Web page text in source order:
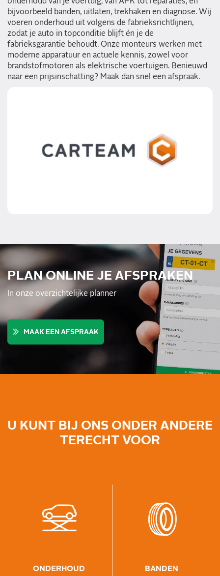
bijvoorbeeld banden, uitlaten, trekhaken en diagnose. Wij
voeren onderhoud uit volgens de fabrieksrichtlijnen,
zodat je auto in topconditie blijft én je de
fabrieksgarantie behoudt. Onze monteurs werken met
moderne apparatuur en actuele kennis, zowel voor
brandstofmotoren als elektrische voertuigen. Benieuwd
naar een prijsinschatting? Maak dan snel een afspraak.
PLAN ONLINE JE AFSPRAKEN
In onze overzichtelijke planner
MAAK EEN AFSPRAAK
U KUNT BIJ ONS ONDER ANDERE
TERECHT VOOR
ONDERHOUD BANDEN